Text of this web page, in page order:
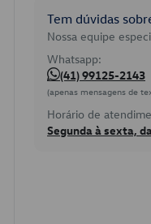
Tem dúvidas
Nossa equipe
Whatsapp:
(41) 99125-2143
(apenas mensagens de
Horário de
Segunda à sexta,